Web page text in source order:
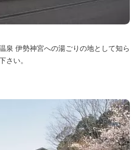
泉 伊勢神宮への湯ごりの地として知ら
さい。